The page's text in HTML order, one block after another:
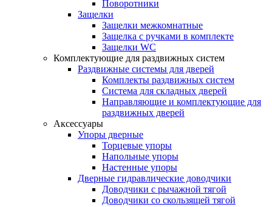
Поворотники
Защелки
Защелки межкомнатные
Защелка с ручками в комплекте
Защелки WC
Комплектующие для раздвижных систем
Раздвижные системы для дверей
Комплекты раздвижных систем
Система для складных дверей
Направляющие и комплектующие для
раздвижных дверей
Аксессуары
Упоры дверные
Торцевые упоры
Напольные упоры
Настенные упоры
Дверные гидравлические доводчики
Доводчики с рычажной тягой
Доводчики со скользящей тягой